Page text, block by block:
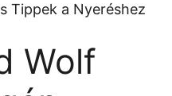
Tippek a Nyeréshez
Wolf